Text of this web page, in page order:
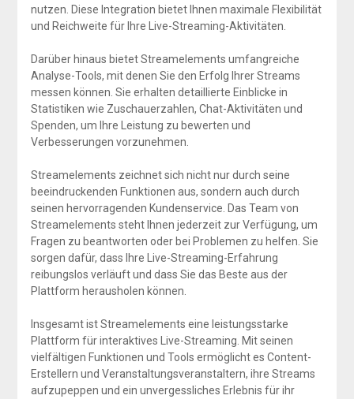
nutzen. Diese Integration bietet Ihnen maximale Flexibilität
und Reichweite für Ihre Live-Streaming-Aktivitäten.
Darüber hinaus bietet Streamelements umfangreiche
Analyse-Tools, mit denen Sie den Erfolg Ihrer Streams
messen können. Sie erhalten detaillierte Einblicke in
Statistiken wie Zuschauerzahlen, Chat-Aktivitäten und
Spenden, um Ihre Leistung zu bewerten und
Verbesserungen vorzunehmen.
Streamelements zeichnet sich nicht nur durch seine
beeindruckenden Funktionen aus, sondern auch durch
seinen hervorragenden Kundenservice. Das Team von
Streamelements steht Ihnen jederzeit zur Verfügung, um
Fragen zu beantworten oder bei Problemen zu helfen. Sie
sorgen dafür, dass Ihre Live-Streaming-Erfahrung
reibungslos verläuft und dass Sie das Beste aus der
Plattform herausholen können.
Insgesamt ist Streamelements eine leistungsstarke
Plattform für interaktives Live-Streaming. Mit seinen
vielfältigen Funktionen und Tools ermöglicht es Content-
Erstellern und Veranstaltungsveranstaltern, ihre Streams
aufzupeppen und ein unvergessliches Erlebnis für ihr